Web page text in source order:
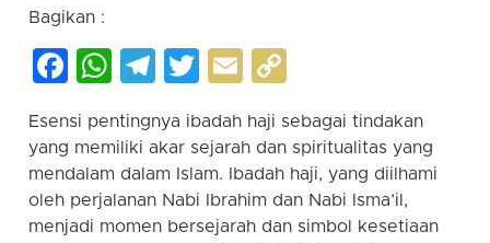
Bagikan :
Facebook
WhatsApp
Telegram
Twitter
Email
Esensi pentingnya ibadah haji sebagai tindakan
yang memiliki akar sejarah dan spiritualitas yang
mendalam dalam Islam. Ibadah haji, yang diilhami
oleh perjalanan Nabi Ibrahim dan Nabi Isma’il,
menjadi momen bersejarah dan simbol kesetiaan